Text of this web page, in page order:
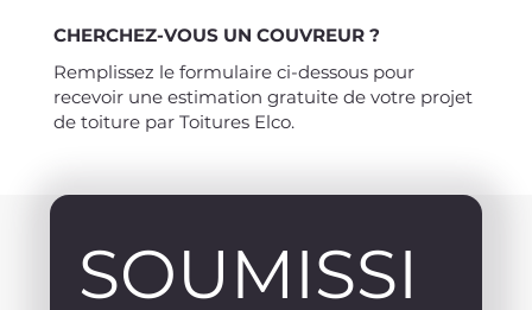
CHERCHEZ-VOUS UN COUVREUR ?
Remplissez le formulaire ci-dessous pour
recevoir une estimation gratuite de votre projet
de toiture par Toitures Elco.
SOUMISSI